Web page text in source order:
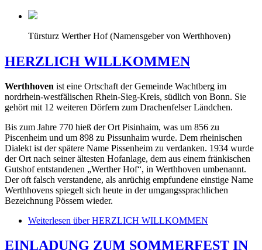
Türsturz Werther Hof (Namensgeber von Werthhoven)
HERZLICH WILLKOMMEN
Werthhoven ist eine Ortschaft der Gemeinde Wachtberg im
nordrhein-westfälischen Rhein-Sieg-Kreis, südlich von Bonn. Sie
gehört mit 12 weiteren Dörfern zum Drachenfelser Ländchen.
Bis zum Jahre 770 hieß der Ort Pisinhaim, was um 856 zu
Piscenheim und um 898 zu Pissunhaim wurde. Dem rheinischen
Dialekt ist der spätere Name Pissenheim zu verdanken. 1934 wurde
der Ort nach seiner ältesten Hofanlage, dem aus einem fränkischen
Gutshof entstandenen „Werther Hof“, in Werthhoven umbenannt.
Der oft falsch verstandene, als anrüchig empfundene einstige Name
Werthhovens spiegelt sich heute in der umgangssprachlichen
Bezeichnung Pössem wieder.
Weiterlesen über HERZLICH WILLKOMMEN
EINLADUNG ZUM SOMMERFEST IN